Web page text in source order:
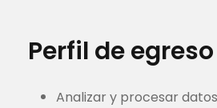
Perfil de egreso
Analizar y procesar